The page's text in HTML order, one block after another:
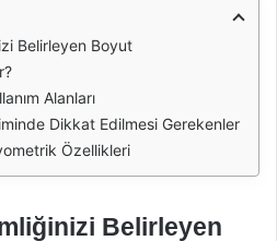
Belirleyen Boyut
Alanları
Dikkat Edilmesi Gerekenler
Özellikleri
Belirleyen